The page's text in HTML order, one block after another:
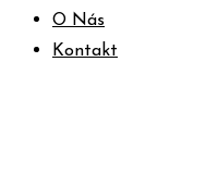
O Nás
Kontakt